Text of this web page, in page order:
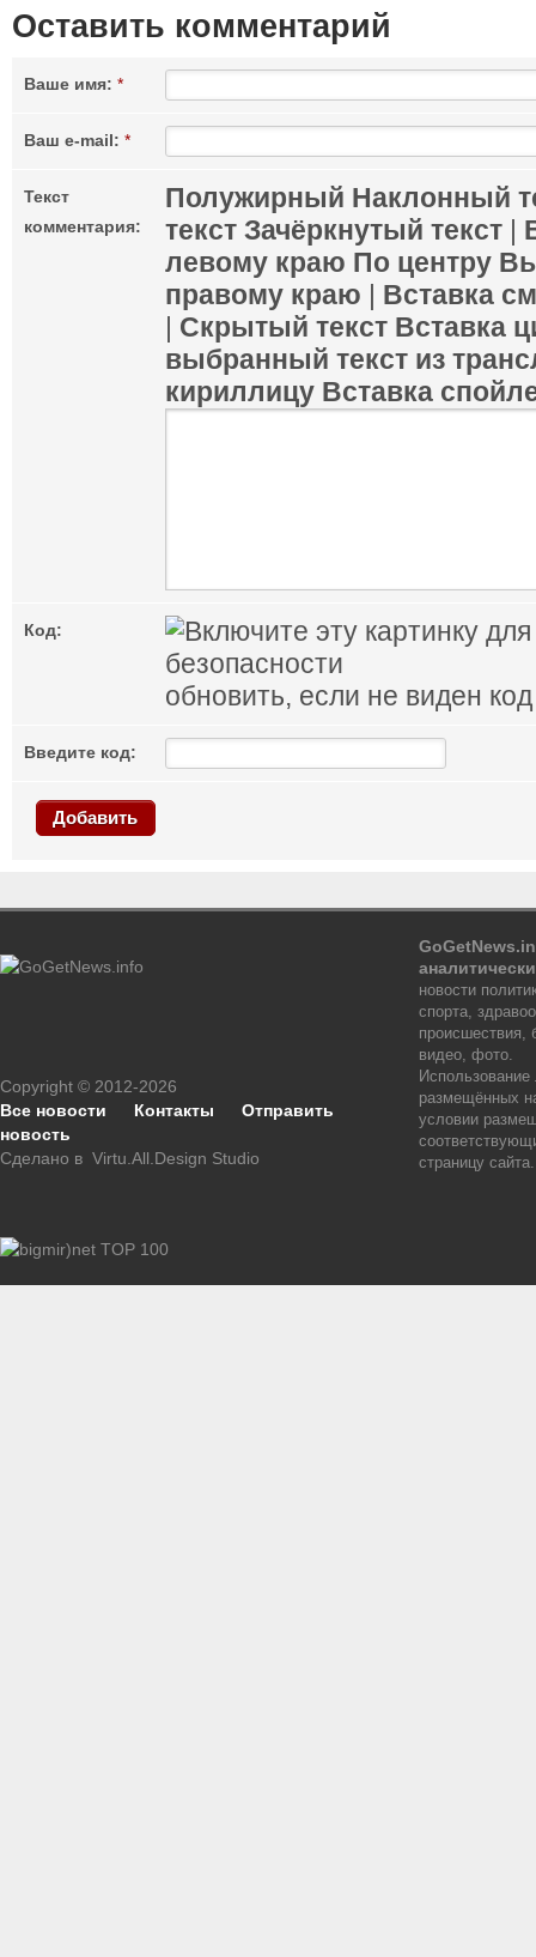
Оставить комментарий
Ваше имя: *
Ваш e-mail: *
Текст
комментария:
Полужирный Наклонный
текст Зачёркнутый текст |
левому краю По центру
правому краю | Вставка
| Скрытый текст Вставка
выбранный текст из
кириллицу Вставка
Код:
обновить, если не виден код
Введите код:
Добавить
Copyright © 2012-2026
Все новости
Контакты
Отправить
новость
Сделано в Virtu.All.Design Studio
новости
спорта,
происшествия,
видео, фото.
размещённых
условии
страницу сайта.